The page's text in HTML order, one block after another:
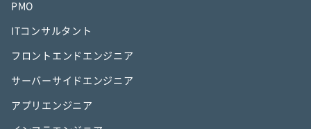
PMO
ITコンサルタント
フロントエンドエンジニア
サーバーサイドエンジニア
アプリエンジニア